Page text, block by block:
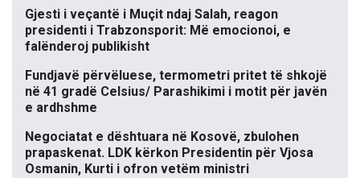
Gjesti i veçantë i Muçit ndaj Salah, reagon
presidenti i Trabzonsporit: Më emocionoi, e
falënderoj publikisht
Fundjavë përvëluese, termometri pritet të shkojë
në 41 gradë Celsius/ Parashikimi i motit për javën
e ardhshme
Negociatat e dështuara në Kosovë, zbulohen
prapaskenat. LDK kërkon Presidentin për Vjosa
Osmanin, Kurti i ofron vetëm ministri